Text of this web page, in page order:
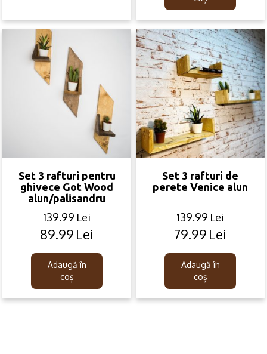
Set 3 rafturi pentru
ghivece Got Wood
alun/palisandru
139.99 Lei
Original
was:
139.99lei.
89.99 Lei
Current
is:
89.99lei.
Adaugă în
coș
Set 3 rafturi de
perete Venice alun
139.99 Lei
Original
was:
139.99lei.
79.99 Lei
Current
is:
79.99lei.
Adaugă în
coș